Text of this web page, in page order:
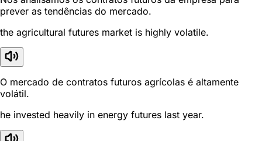
prever as tendências do mercado.
the agricultural futures market is highly volatile.
O mercado de contratos futuros agrícolas é altamente
volátil.
he invested heavily in energy futures last year.